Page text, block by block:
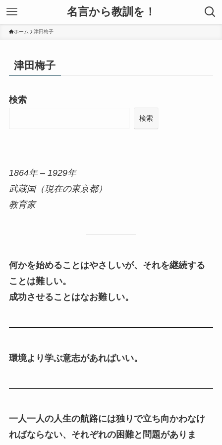
名言から教訓を！
ホーム 津田梅子
津田梅子
検索
検索
1864年 – 1929年
武蔵国（現在の東京都）
教育家
何かを始めることはやさしいが、それを継続する
ことは難しい。
成功させることはなお難しい。
環境より学ぶ意志があればいい。
一人一人の人生の航路には独りで立ち向かわなけ
ればならない、それぞれの困難と問題がありま